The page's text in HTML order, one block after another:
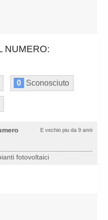
NUMERO:
0 Sconosciuto
E vechio piu da 9 anni
fotovoltaici